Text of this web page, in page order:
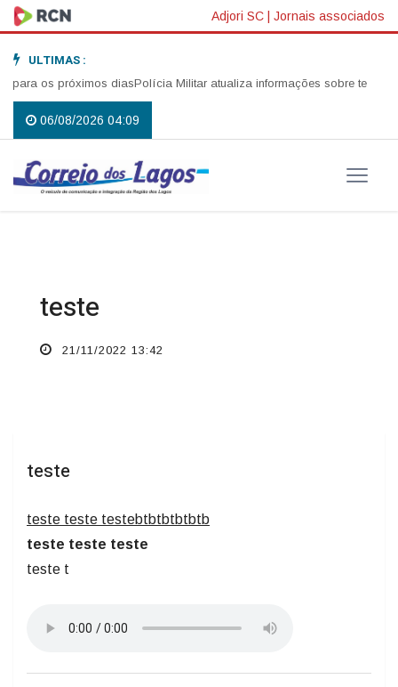
Adjori SC | Jornais associados
ULTIMAS :
os próximos diasPolícia Militar atualiza informações sobre
06/08/2026 04:09
teste
21/11/2022 13:42
teste
teste teste testebtbtbtbtbtb
teste teste teste
teste t